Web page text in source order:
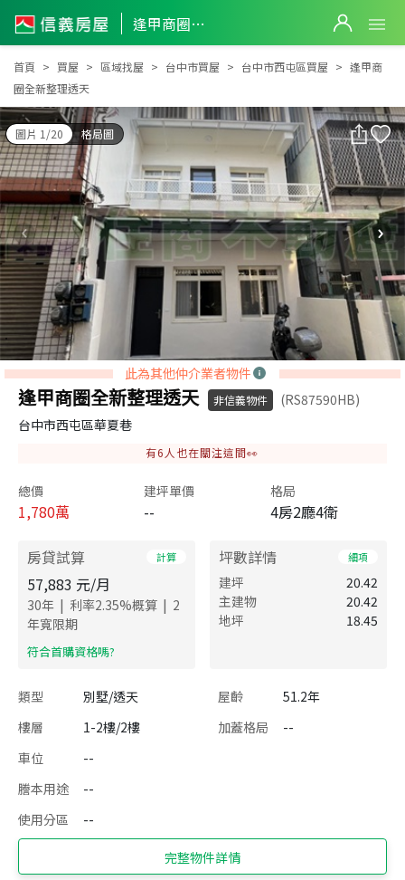
逢甲商圈全新整理透天
逢甲商圈全新整理透天
首頁 買屋 區域找屋 台中市買屋 台中市西屯區買屋
逢甲商
圈全新整理透天
圖片 1/20 格局圖
此為其他仲介業者物件
逢甲商圈全新整理透天 非信義物件
(RS87590HB)
台中市西屯區華夏巷
有6 人也在關注這間👀
總價
1,780萬
建坪單價
--
格局
4房2廳4衛
房貸試算 計算
57,883 元/月
30年 | 利率2.35%概算 | 2
年寬限期
​符合首購資格嗎?
坪數詳情 細項
建坪
20.42
主建物
20.42
地坪
18.45
類型 別墅/透天 屋齡
51.2年
樓層
1-2樓/2樓 加蓋格局
--
車位
--
謄本用途
--
使用分區
--
完整物件詳情